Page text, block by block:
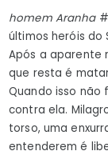
homem Aranha
últimos heróis do
Após a aparente
que resta é
Quando isso não
contra ela.
torso, uma
entenderem é